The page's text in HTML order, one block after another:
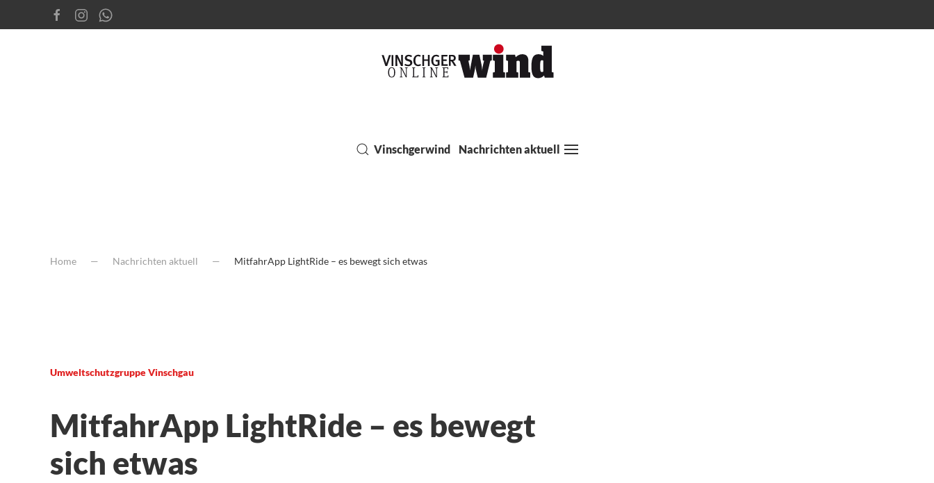
Vinschgerwind Nachrichten aktuell
Home Nachrichten aktuell MitfahrApp LightRide – es bewegt sich etwas
Umweltschutzgruppe Vinschgau
MitfahrApp LightRide – es bewegt
sich etwas